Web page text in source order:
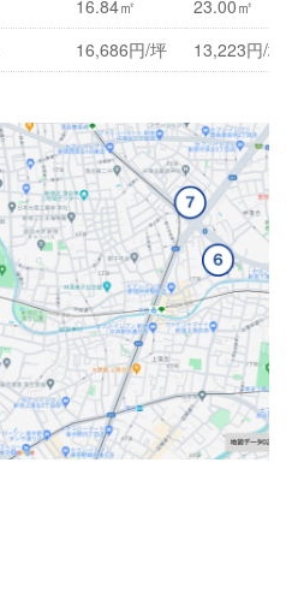
16.84㎡
23.00㎡
16,686円/坪 13,223円/坪